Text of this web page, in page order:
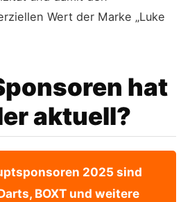
Wert der Marke „Luke
hat
aktuell?
2025 sind
BOXT und weitere